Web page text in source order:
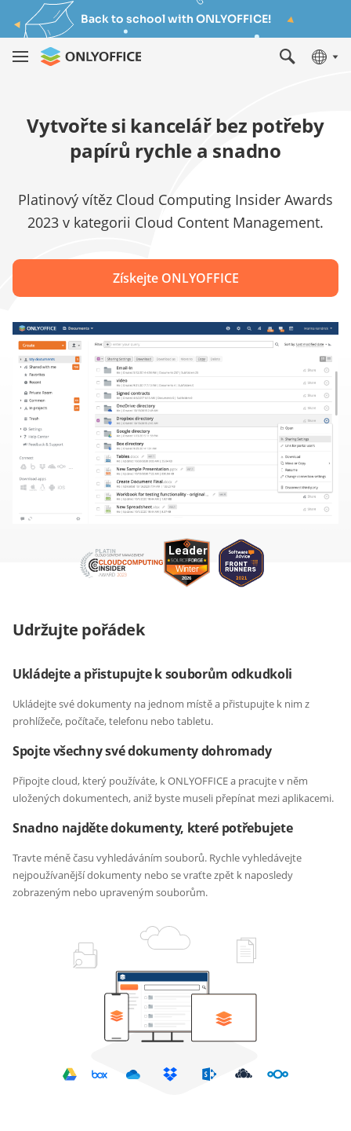
Back to school with ONLYOFFICE!
Vytvořte si kancelář bez potřeby
papírů rychle a snadno
Platinový vítěz Cloud Computing Insider Awards
2023 v kategorii Cloud Content Management.
Získejte ONLYOFFICE
Udržujte pořádek
Ukládejte a přistupujte k souborům odkudkoli
Ukládejte své dokumenty na jednom místě a přistupujte k nim z
prohlížeče, počítače, telefonu nebo tabletu.
Spojte všechny své dokumenty dohromady
Připojte cloud, který používáte, k ONLYOFFICE a pracujte v něm
uložených dokumentech, aniž byste museli přepínat mezi aplikacemi.
Snadno najděte dokumenty, které potřebujete
Travte méně času vyhledáváním souborů. Rychle vyhledávejte
nejpoužívanější dokumenty nebo se vraťte zpět k naposledy
zobrazeným nebo upraveným souborům.